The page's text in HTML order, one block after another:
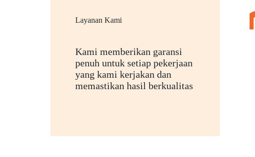
Layanan Kami
Kami memberikan garansi
penuh untuk setiap pekerjaan
yang kami kerjakan dan
memastikan hasil berkualitas